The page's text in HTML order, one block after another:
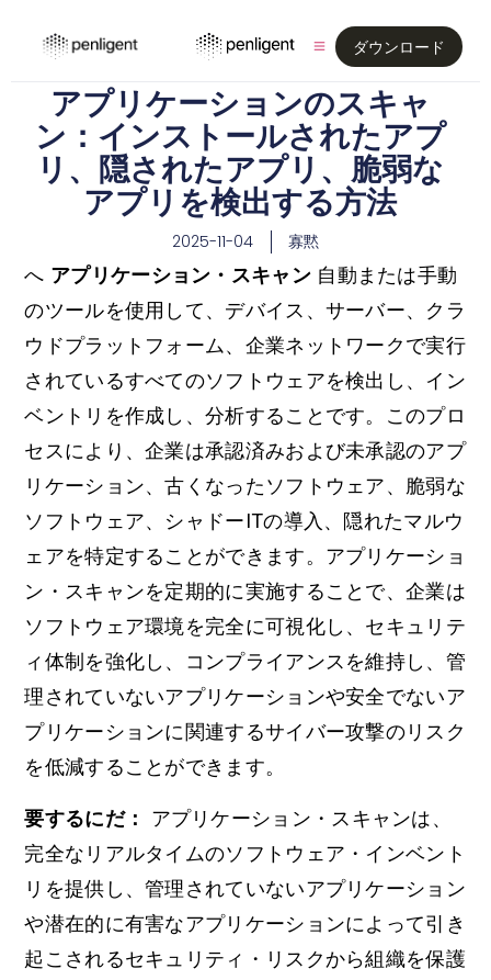
ダウンロード
アプリケーションのスキャ
ン：インストールされたアプ
リ、隠されたアプリ、脆弱な
アプリを検出する方法
2025-11-04 寡黙
へ アプリケーション・スキャン自動または手動
のツールを使用して、デバイス、サーバー、クラ
ウドプラットフォーム、企業ネットワークで実行
されているすべてのソフトウェアを検出し、イン
ベントリを作成し、分析することです。このプロ
セスにより、企業は承認済みおよび未承認のアプ
リケーション、古くなったソフトウェア、脆弱な
ソフトウェア、シャドーITの導入、隠れたマルウ
ェアを特定することができます。アプリケーショ
ン・スキャンを定期的に実施することで、企業は
ソフトウェア環境を完全に可視化し、セキュリテ
ィ体制を強化し、コンプライアンスを維持し、管
理されていないアプリケーションや安全でないア
プリケーションに関連するサイバー攻撃のリスク
を低減することができます。
要するにだ：
アプリケーション・スキャンは、
完全なリアルタイムのソフトウェア・インベント
リを提供し、管理されていないアプリケーション
や潜在的に有害なアプリケーションによって引き
起こされるセキュリティ・リスクから組織を保護